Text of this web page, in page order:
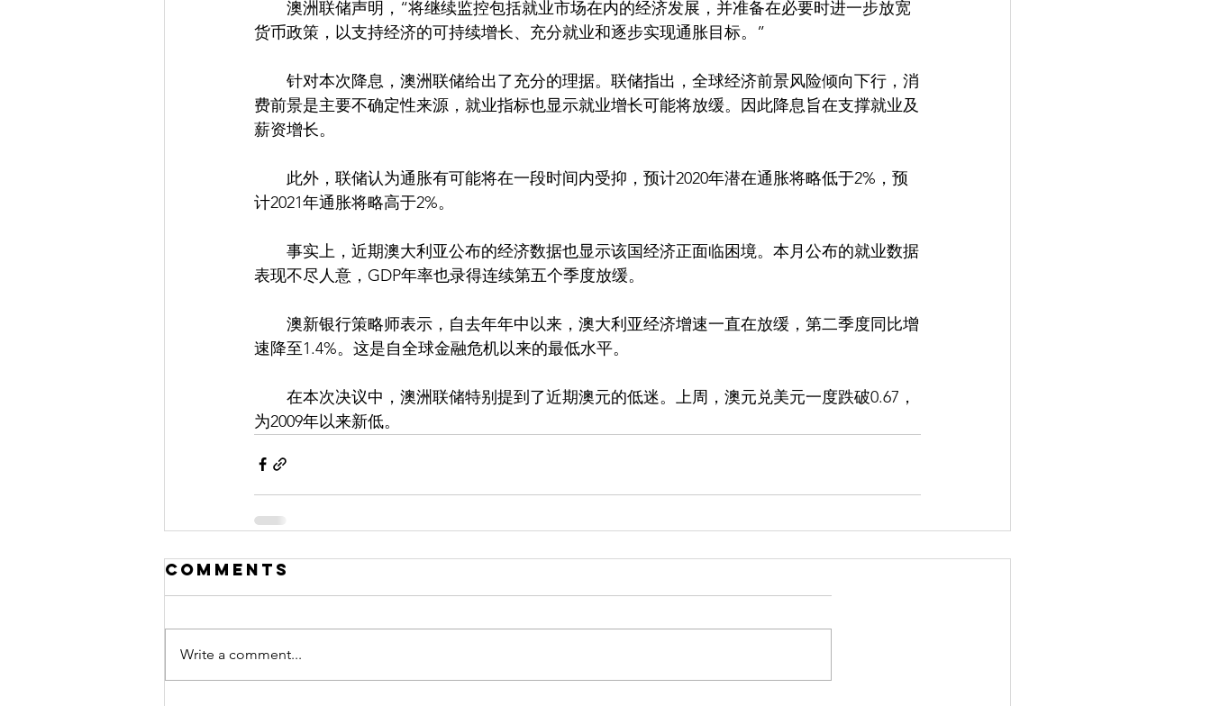
澳洲联储声明，“将继续监控包括就业市场在内的经济发展，并准备在必要时进一步放宽
货币政策，以支持经济的可持续增长、充分就业和逐步实现通胀目标。”
针对本次降息，澳洲联储给出了充分的理据。联储指出，全球经济前景风险倾向下行，消
费前景是主要不确定性来源，就业指标也显示就业增长可能将放缓。因此降息旨在支撑就业及
薪资增长。
此外，联储认为通胀有可能将在一段时间内受抑，预计2020年潜在通胀将略低于2%，预
计2021年通胀将略高于2%。
事实上，近期澳大利亚公布的经济数据也显示该国经济正面临困境。本月公布的就业数据
表现不尽人意，GDP年率也录得连续第五个季度放缓。
澳新银行策略师表示，自去年年中以来，澳大利亚经济增速一直在放缓，第二季度同比增
速降至1.4%。这是自全球金融危机以来的最低水平。
在本次决议中，澳洲联储特别提到了近期澳元的低迷。上周，澳元兑美元一度跌破0.67，
为2009年以来新低。
Comments
Write a comment...